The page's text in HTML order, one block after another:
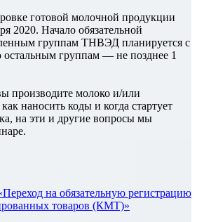
готовой молочной продукции
2020. Начало обязательной
группам ТНВЭД планируется с
остальным группам — не позднее 1
производите молоко и/или
наносить коды и когда стартует
на эти и другие вопросы мы
на обязательную регистрацию
товаров (КМТ)»